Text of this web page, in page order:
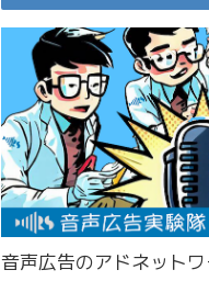
音声広告のアドネット